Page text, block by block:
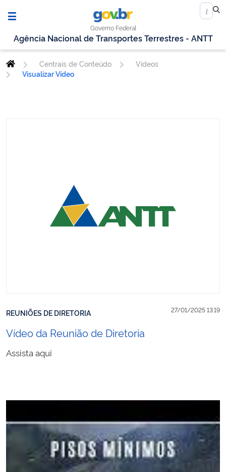
Governo Federal
Agência Nacional de Transportes Terrestres - ANTT
Centrais de Conteúdo
Vídeos
Visualizar Vídeo
27/01/2025 13:19
REUNIÕES DE DIRETORIA
Vídeo da Reunião de Diretoria
Assista aqui